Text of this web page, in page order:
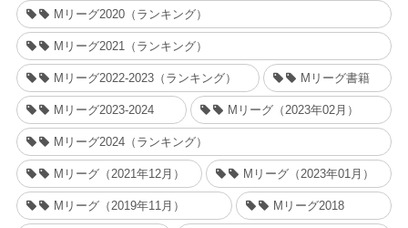
Mリーグ2020（ランキング）
Mリーグ2021（ランキング）
Mリーグ2022-2023（ランキング） Mリーグ書籍
Mリーグ2023-2024 Mリーグ（2023年02月）
Mリーグ2024（ランキング）
Mリーグ（2021年12月） Mリーグ（2023年01月）
Mリーグ（2019年11月） Mリーグ2018